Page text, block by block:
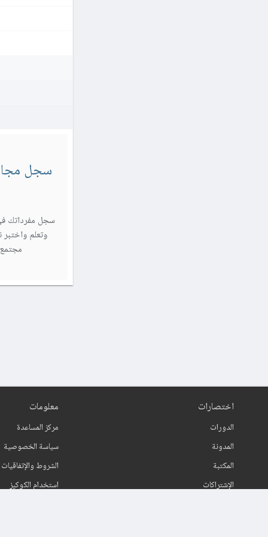
سجل
سجل مفرداتك
وتعلم
مجتمع Sylingo واستمتع برحلتك اللغوية!
اختصارات
الدورات
المدونة
المكتبة
الإشتراكات
معلومات
مركز المساعدة
سياسة الخصوصية
الشروط والإتفاقيات
استخدام الكوكيز